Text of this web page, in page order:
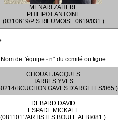
MENARI ZAHERE
PHILIPOT ANTOINE
(0310619/P S RIEUMOISE 0619/031 )
Nom de l'équipe - n° du comité ou ligue
CHOUAT JACQUES
TARBES YVES
BOUCHON GAVES D'ARGELES/065 )
DEBARD DAVID
ESPADE MICKAEL
(0811011/ARTISTES BOULE ALBI/081 )